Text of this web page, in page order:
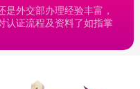
外交部办理经验丰富，
认证流程及资料了如指掌